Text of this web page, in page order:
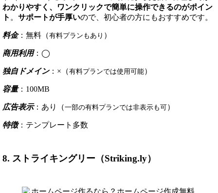
わかりやすく、ワンクリックで簡単に操作できるのがポイン
ト 。 サポートが手厚いので、初心者の方にもおすすめです。
料金：無料（有料プランもあり ）
商用利用：◯
独自ドメイン：×（有料プランでは使用可能）
容量：100MB
広告表示：あり（一部の有料プランでは非表示も可）
特徴：テンプレート多数
8. ストライキングリー（Striking.ly）